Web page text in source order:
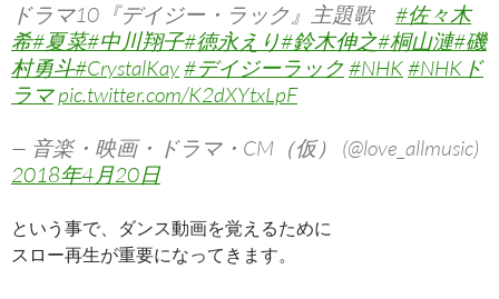
ドラマ10『デイジー・ラック』主題歌 #佐々木
希#夏菜#中川翔子#徳永えり#鈴木伸之#桐山漣#磯
村勇斗#CrystalKay#デイジーラック #NHK#NHKド
ラマ pic.twitter.com/K2dXYtxLpF
— 音楽・映画・ドラマ・CM（仮） (@love_allmusic)
2018年4月20日
という事で、ダンス動画を覚えるために
スロー再生が重要になってきます。